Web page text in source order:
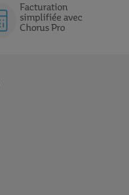
Facturation
simplifiée avec
Chorus Pro